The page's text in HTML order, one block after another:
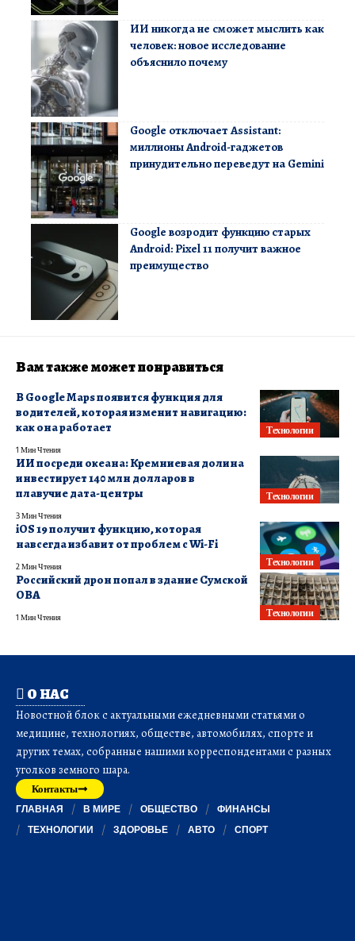
ИИ никогда не сможет мыслить как
человек: новое исследование
объяснило почему
Google отключает Assistant:
миллионы Android-гаджетов
принудительно переведут на Gemini
Google возродит функцию старых
Android: Pixel 11 получит важное
преимущество
Вам также может понравиться
Технологии
В Google Maps появится функция для
водителей, которая изменит навигацию:
как она работает
1 Мин Чтения
Технологии
ИИ посреди океана: Кремниевая долина
инвестирует 140 млн долларов в
плавучие дата-центры
3 Мин Чтения
Технологии
iOS 19 получит функцию, которая
навсегда избавит от проблем с Wi-Fi
2 Мин Чтения
Технологии
Российский дрон попал в здание Сумской
ОВА
1 Мин Чтения
О НАС
Новостной блок с актуальными ежедневными статьями о
медицине, технологиях, обществе, автомобилях, спорте и
других темах, собранные нашими корреспондентами с разных
уголков земного шара.
Контакты
ГЛАВНАЯ В МИРЕ ОБЩЕСТВО
ФИНАНСЫ
ТЕХНОЛОГИИ
ЗДОРОВЬЕ АВТО СПОРТ